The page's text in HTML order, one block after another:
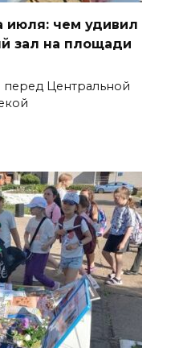
июля: чем удивил
зал на площади
Центральной